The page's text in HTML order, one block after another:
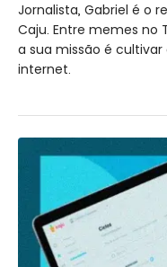
Jornalista, Gabriel é o
Caju. Entre memes no
a sua missão é
internet.